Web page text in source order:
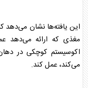
این یافته‌ها نشان می‌دهد
مغذی که ارائه می‌دهد
اکوسیستم کوچکی در
می‌کند، عمل کند.